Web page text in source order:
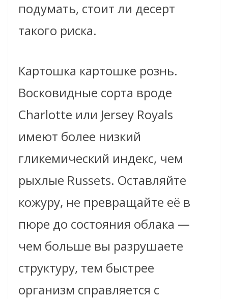
подумать, стоит ли десерт
такого риска.
Картошка картошке рознь.
Восковидные сорта вроде
Charlotte или Jersey Royals
имеют более низкий
гликемический индекс, чем
рыхлые Russets. Оставляйте
кожуру, не превращайте её в
пюре до состояния облака —
чем больше вы разрушаете
структуру, тем быстрее
организм справляется с